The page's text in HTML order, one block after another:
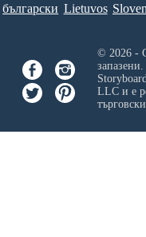
български Lietuvos
© 2026 -
запазени.
LLCи е